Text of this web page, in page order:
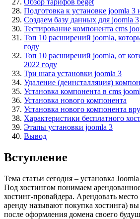
Подготовка к установке joomla 3
Создаем базу данных для joomla 3
Тестирование компонента cms
Топ 10 расширений joomla,
году
Топ 10 расширений joomla, от
2022 году
Три шага установки joomla 3
Удаление (деинсталляция)
Установка компонента в cms
Установка нового компонента
Установка нового компонента
Характеристики бесплатного
Этапы установки joomla 3
Вывод
Вступление
Тема статьи сегодня – установка
Под хостингом понимаем
хостинг-провайдера. Арендовать
аренду называют покупка хостинга)
после оформления домена своего